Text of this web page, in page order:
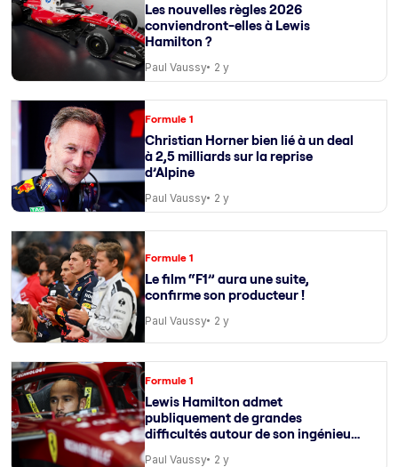
Les nouvelles règles 2026
conviendront-elles à Lewis
Hamilton ?
Paul Vaussy 2 y
Formule 1
Christian Horner bien lié à un deal
à 2,5 milliards sur la reprise
d’Alpine
Paul Vaussy 2 y
Formule 1
Le film “F1” aura une suite,
confirme son producteur !
Paul Vaussy 2 y
Formule 1
Lewis Hamilton admet
publiquement de grandes
difficultés autour de son ingénieur
Paul Vaussy 2 y